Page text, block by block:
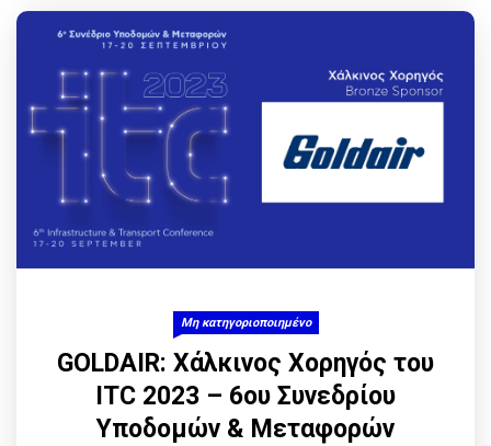
Μη κατηγοριοποιημένο
GOLDAIR: Χάλκινος Χορηγός του
ITC 2023 – 6ου Συνεδρίου
Υποδομών & Μεταφορών